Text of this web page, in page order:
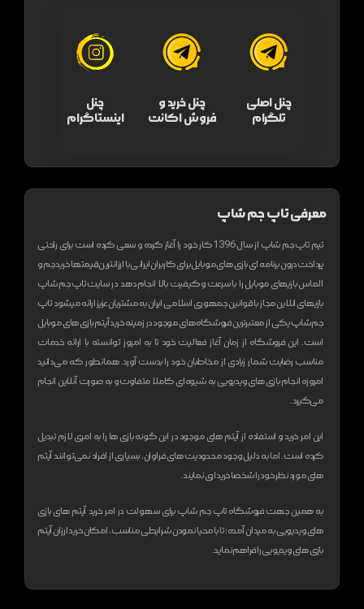
چنل اصلی
تلگرام
چنل خرید و
فروش اکانت
چنل
اینستاگرام
معرفی تاپ جم شاپ
تیم تاپ جم شاپ از سال 1396 کار خود را آغاز کرده و سعی کرده است برای راحتی
پرداخت درون برنامه ای بازی های موبایل برای کاربران ایرانی با ارزانترین قیمتها خرید جم و
الماس بازیهای موبایل را با سرعت و کیفیت بالا انجام دهد در سایت تاپ جم شاپ
بازیهای انلاین مجاز با قوانین جمهوری اسلامی ایران به مشتریان عزیز ارائه میشودتاپ
جم شاپ یکی از معتبر‌ترین فروشگاه های موجود در زمینه خرید آیتم بازی های موبایل
است. این فروشگاه از زمان آغاز فعالیت خود تا به امروز توانسته با ارائه خدمات
مناسب رضایت شمار زیادی از مخاطبان خود را بدست آورد. همانطور که می‌دانید
امروزه انجام بازی های ویدیویی به شیوه‌ای کاملا متفاوت و به صورت آنلاین انجام
می‌گیرد.
این امر خرید و استفاده از آیتم های موجود در این گونه بازی ها را به امری لازم تبدیل
کرده است. اما به دلیل وجود محدودیت های فراوان، بسیاری از افراد نمی‌توانند آیتم
های مورد نظر خود را شخصا خریداری نمایند.
به همین جهت فروشگاه تاپ جم شاپ برای سهولت در امر خرید آیتم های بازی
های ویدیویی به میدان آمده؛ تا با محیا نمودن شرایطی مناسب، امکان خرید ارزان آیتم
بازی های ویدیویی را فراهم نماید.